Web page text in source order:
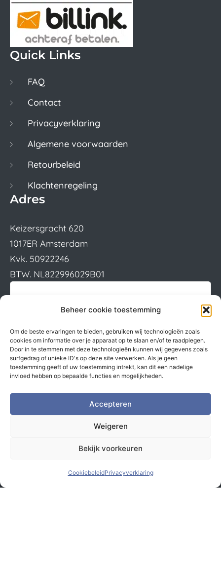
Beheer cookie toestemming
Om de beste ervaringen te bieden, gebruiken wij technologieën zoals
cookies om informatie over je apparaat op te slaan en/of te raadplegen.
Door in te stemmen met deze technologieën kunnen wij gegevens zoals
surfgedrag of unieke ID's op deze site verwerken. Als je geen
toestemming geeft of uw toestemming intrekt, kan dit een nadelige
invloed hebben op bepaalde functies en mogelijkheden.
Accepteren
Weigeren
Bekijk voorkeuren
CookiebeleidPrivacyverklaring
Quick Links
FAQ
Contact
Privacyverklaring
Algemene voorwaarden
Retourbeleid
Klachtenregeling
Adres
Keizersgracht 620
1017ER Amsterdam
Kvk. 50922246
BTW. NL822996029B01
© Monsterbox